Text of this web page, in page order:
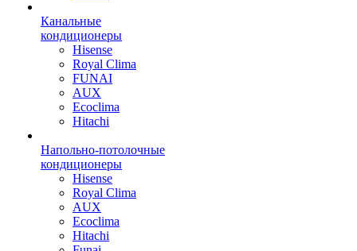
Канальные
кондиционеры
Hisense
Royal Clima
FUNAI
AUX
Ecoclima
Hitachi
Напольно-потолочные
кондиционеры
Hisense
Royal Clima
AUX
Ecoclima
Hitachi